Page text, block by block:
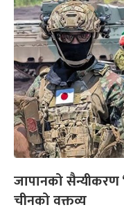
जापानको सैन्यीकरण
चीनको वक्तव्य